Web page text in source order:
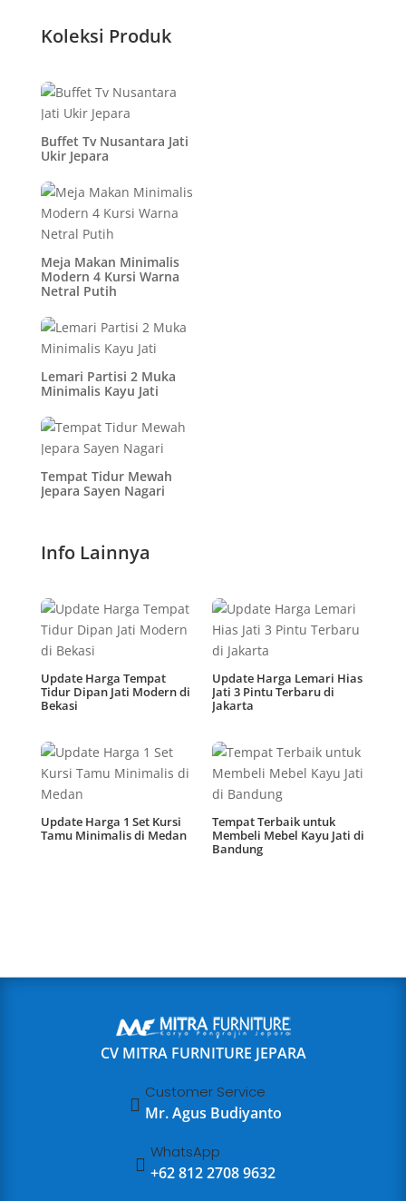
Koleksi Produk
Buffet Tv Nusantara Jati
Ukir Jepara
Meja Makan Minimalis
Modern 4 Kursi Warna
Netral Putih
Lemari Partisi 2 Muka
Minimalis Kayu Jati
Tempat Tidur Mewah
Jepara Sayen Nagari
Info Lainnya
Update Harga Tempat
Tidur Dipan Jati Modern di
Bekasi
Update Harga Lemari Hias
Jati 3 Pintu Terbaru di
Jakarta
Update Harga 1 Set Kursi
Tamu Minimalis di Medan
Tempat Terbaik untuk
Membeli Mebel Kayu Jati di
Bandung
CV MITRA FURNITURE JEPARA

Customer Service
Mr. Agus Budiyanto

WhatsApp
+62 812 2708 9632